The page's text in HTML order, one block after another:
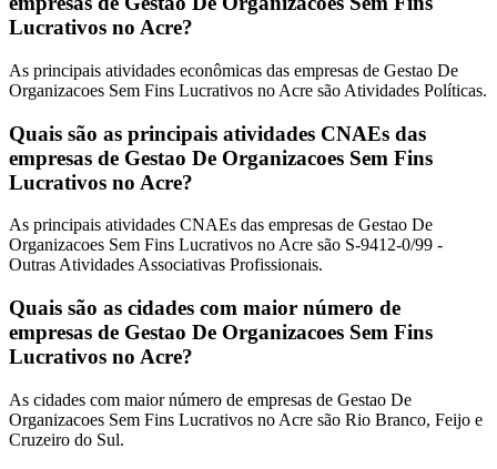
Lucrativos no Acre?
As principais atividades econômicas das empresas de Gestao De
Organizacoes Sem Fins Lucrativos no Acre são Atividades Políticas.
Quais são as principais atividades CNAEs das
empresas de Gestao De Organizacoes Sem Fins
Lucrativos no Acre?
As principais atividades CNAEs das empresas de Gestao De
Organizacoes Sem Fins Lucrativos no Acre são S-9412-0/99 -
Outras Atividades Associativas Profissionais.
Quais são as cidades com maior número de
empresas de Gestao De Organizacoes Sem Fins
Lucrativos no Acre?
As cidades com maior número de empresas de Gestao De
Organizacoes Sem Fins Lucrativos no Acre são Rio Branco, Feijo e
Cruzeiro do Sul.